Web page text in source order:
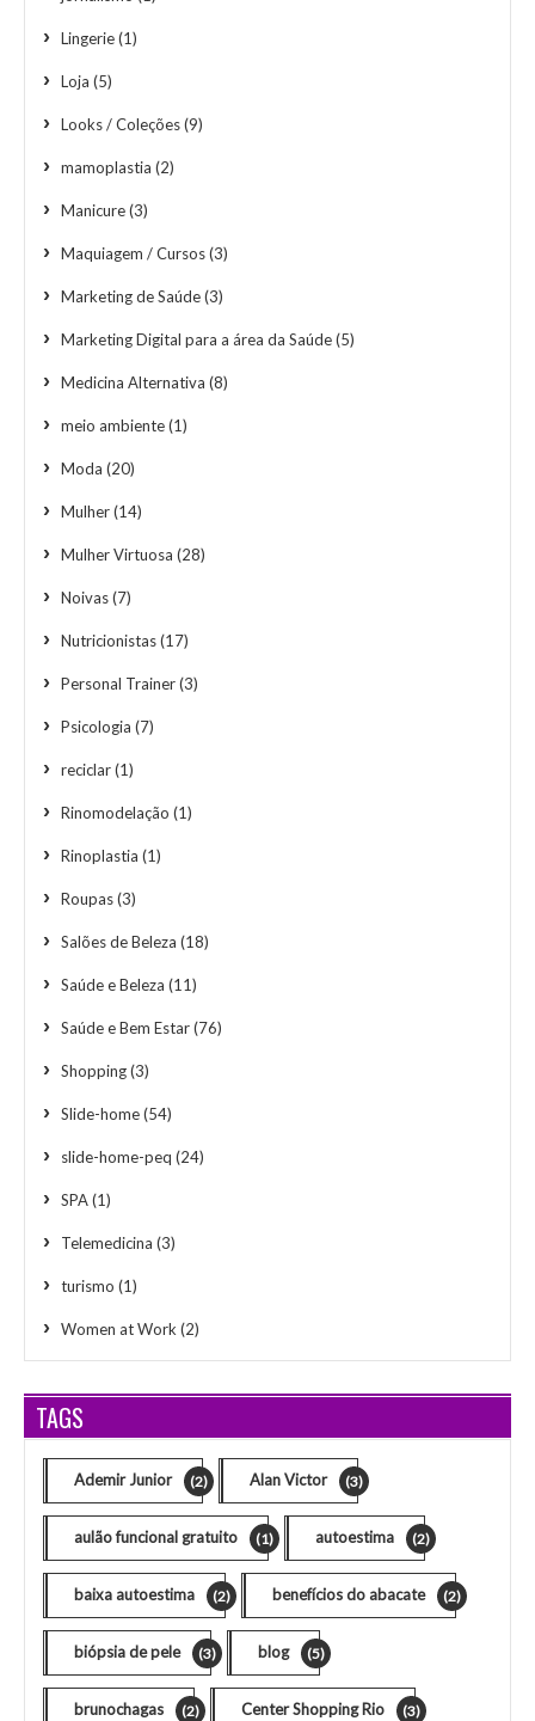
Lingerie(1)
Loja (5)
Looks / Coleções(9)
mamoplastia (2)
Manicure(3)
Maquiagem / Cursos(3)
Marketing de Saúde(3)
Marketing Digital para a área da Saúde(5)
Medicina Alternativa (8)
meio ambiente(1)
Moda (20)
Mulher(14)
Mulher Virtuosa (28)
Noivas(7)
Nutricionistas(17)
Personal Trainer(3)
Psicologia (7)
reciclar(1)
Rinomodelação (1)
Rinoplastia (1)
Roupas(3)
Salões de Beleza (18)
Saúde e Beleza (11)
Saúde e Bem Estar(76)
Shopping(3)
Slide-home(54)
slide-home-peq (24)
SPA(1)
Telemedicina (3)
turismo (1)
Women at Work (2)
TAGS
Ademir Junior (2) Alan Victor (3)
aulão funcional gratuito (1) autoestima (2)
baixa autoestima (2) benefícios do abacate (2)
biópsia de pele (3) blog (5)
brunochagas (2) Center Shopping Rio (3)